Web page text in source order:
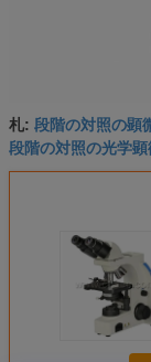
札: 段階の対照の顕
段階の対照の光学